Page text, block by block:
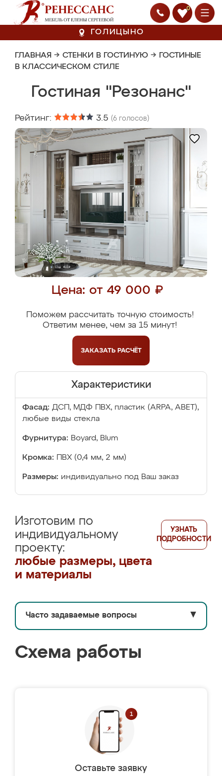
0
ГОЛИЦЫНО
ГЛАВНАЯ → СТЕНКИ В ГОСТИНУЮ → ГОСТИНЫЕ
В КЛАССИЧЕСКОМ СТИЛЕ
Гостиная "Резонанс"
Рейтинг: 3.5 (6 голосов)
Цена: от 49 000 ₽
Поможем рассчитать точную стоимость!
Ответим менее, чем за 15 минут!
ЗАКАЗАТЬ РАСЧЁТ
Характеристики
Фасад: ДСП, МДФ ПВХ, пластик (ARPA, ABET),
любые виды стекла
Фурнитура: Boyard, Blum
Кромка: ПВХ (0,4 мм, 2 мм)
Размеры: индивидуально под Ваш заказ
Изготовим по
индивидуальному
проекту:
любые размеры, цвета
и материалы
УЗНАТЬ
ПОДРОБНОСТИ
Часто задаваемые вопросы ▼
Схема работы
Оставьте заявку